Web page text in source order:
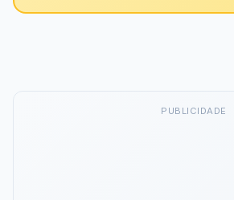
PUBLICIDADE